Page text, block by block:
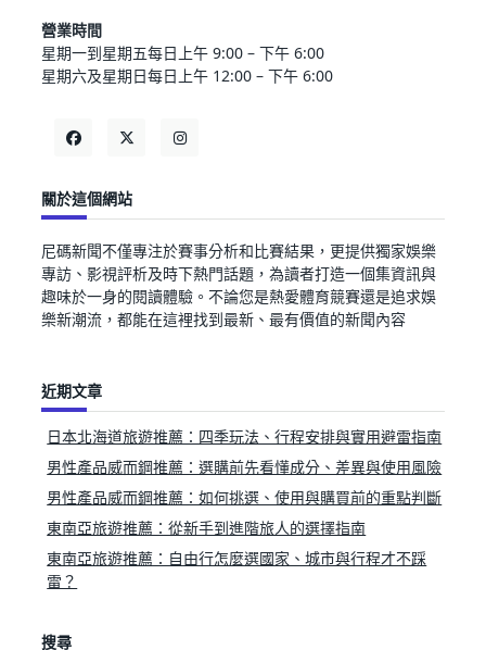
營業時間
星期一到星期五每日上午 9:00 – 下午 6:00
星期六及星期日每日上午 12:00 – 下午 6:00
關於這個網站
尼碼新聞不僅專注於賽事分析和比賽結果，更提供獨家娛樂
專訪、影視評析及時下熱門話題，為讀者打造一個集資訊與
趣味於一身的閱讀體驗。不論您是熱愛體育競賽還是追求娛
樂新潮流，都能在這裡找到最新、最有價值的新聞內容
近期文章
日本北海道旅遊推薦：四季玩法、行程安排與實用避雷指南
男性產品威而鋼推薦：選購前先看懂成分、差異與使用風險
男性產品威而鋼推薦：如何挑選、使用與購買前的重點判斷
東南亞旅遊推薦：從新手到進階旅人的選擇指南
東南亞旅遊推薦：自由行怎麼選國家、城市與行程才不踩
雷？
搜尋